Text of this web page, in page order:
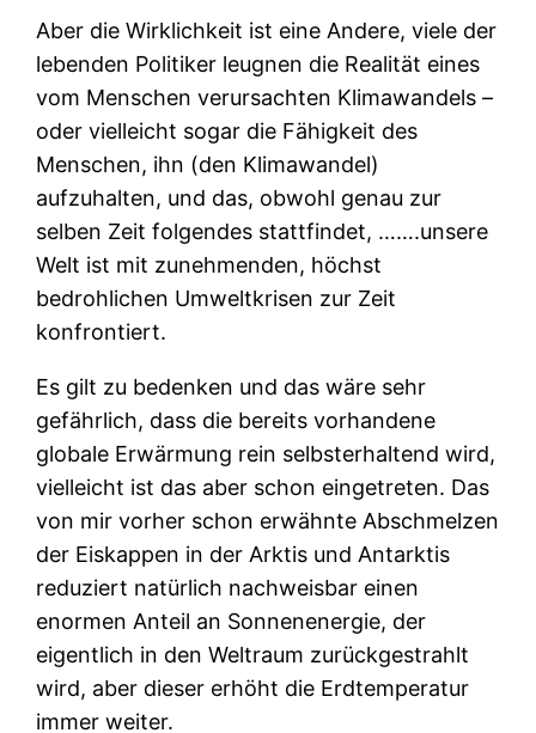
Aber die Wirklichkeit ist eine Andere, viele der
lebenden Politiker leugnen die Realität eines
vom Menschen verursachten Klimawandels –
oder vielleicht sogar die Fähigkeit des
Menschen, ihn (den Klimawandel)
aufzuhalten, und das, obwohl genau zur
selben Zeit folgendes stattfindet, …….unsere
Welt ist mit zunehmenden, höchst
bedrohlichen Umweltkrisen zur Zeit
konfrontiert.
Es gilt zu bedenken und das wäre sehr
gefährlich, dass die bereits vorhandene
globale Erwärmung rein selbsterhaltend wird,
vielleicht ist das aber schon eingetreten. Das
von mir vorher schon erwähnte Abschmelzen
der Eiskappen in der Arktis und Antarktis
reduziert natürlich nachweisbar einen
enormen Anteil an Sonnenenergie, der
eigentlich in den Weltraum zurückgestrahlt
wird, aber dieser erhöht die Erdtemperatur
immer weiter.